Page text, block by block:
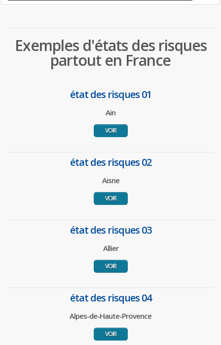
Exemples d'états des risques
partout en France
état des risques 01
Ain
VOIR
état des risques 02
Aisne
VOIR
état des risques 03
Allier
VOIR
état des risques 04
Alpes-de-Haute-Provence
VOIR